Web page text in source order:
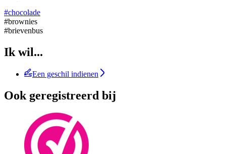
#chocolade
#brownies
#brievenbus
Ik wil...
Een geschil indienen
Ook geregistreerd bij